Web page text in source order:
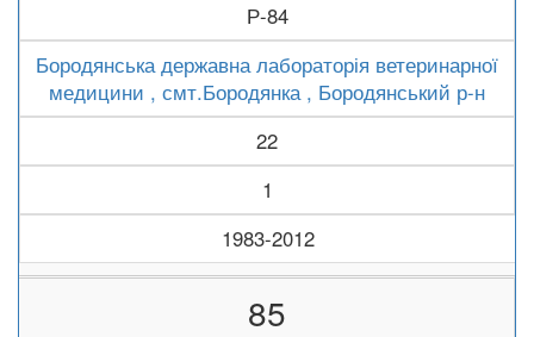
Р-84
Бородянська державна лабораторія ветеринарної
медицини , смт.Бородянка , Бородянський р-н
22
1
1983-2012
85